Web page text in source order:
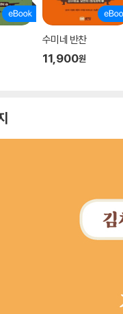
수미네 반찬
11,900원